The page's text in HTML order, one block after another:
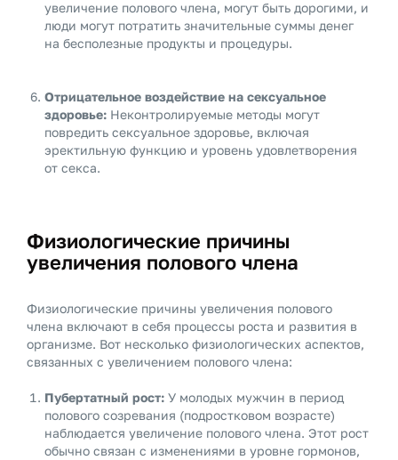
увеличение полового члена, могут быть дорогими, и
люди могут потратить значительные суммы денег
на бесполезные продукты и процедуры.
Отрицательное воздействие на сексуальное
здоровье: Неконтролируемые методы могут
повредить сексуальное здоровье, включая
эректильную функцию и уровень удовлетворения
от секса.
Физиологические причины
увеличения полового члена
Физиологические причины увеличения полового
члена включают в себя процессы роста и развития в
организме. Вот несколько физиологических аспектов,
связанных с увеличением полового члена:
Пубертатный рост: У молодых мужчин в период
полового созревания (подростковом возрасте)
наблюдается увеличение полового члена. Этот рост
обычно связан с изменениями в уровне гормонов,